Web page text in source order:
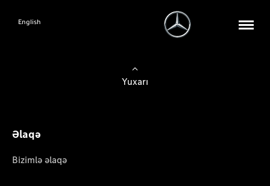
English
Yuxarı
Əlaqə
Bizimlə əlaqə